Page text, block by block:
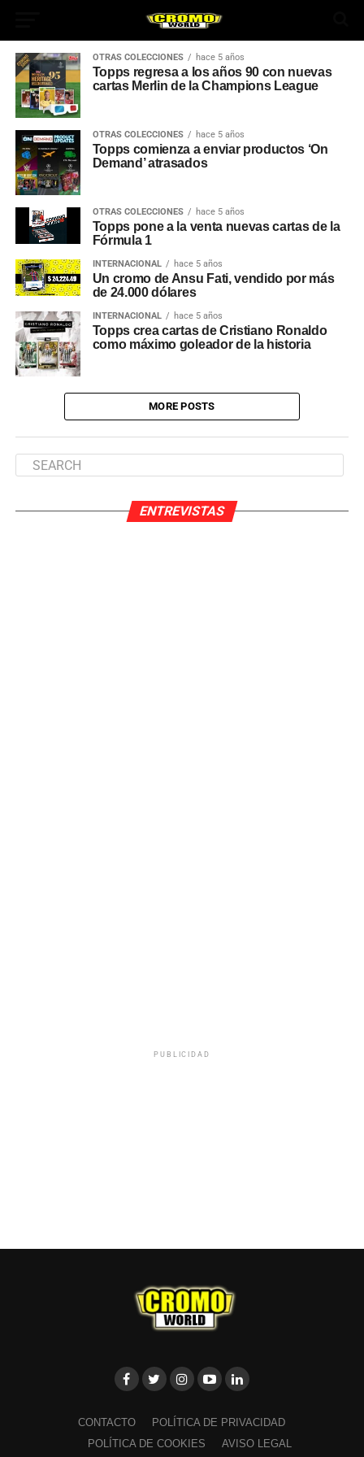
OTRAS COLECCIONES hace 5 años
Topps regresa a los años 90 con nuevas
cartas Merlin de la Champions League
OTRAS COLECCIONES hace 5 años
Topps comienza a enviar productos ‘On
Demand’ atrasados
OTRAS COLECCIONES hace 5 años
Topps pone a la venta nuevas cartas de la
Fórmula 1
INTERNACIONAL hace 5 años
Un cromo de Ansu Fati, vendido por más
de 24.000 dólares
INTERNACIONAL hace 5 años
Topps crea cartas de Cristiano Ronaldo
como máximo goleador de la historia
MORE POSTS
ENTREVISTAS
PUBLICIDAD
CONTACTO
POLÍTICA DE PRIVACIDAD
POLÍTICA DE COOKIES
AVISO LEGAL